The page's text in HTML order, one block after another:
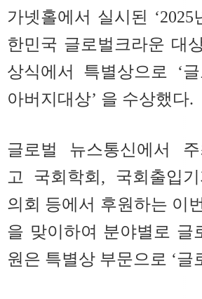
가넷홀에서 실시된 ‘2025
한민국 글로벌크라운 대
상식에서 특별상으로 ‘글
아버지대상’ 을 수상했다.
글로벌 뉴스통신에서 주
고 국회학회, 국회출입기
의회 등에서 후원하는 이
을 맞이하여 분야별로 글
원은 특별상 부문으로 ‘